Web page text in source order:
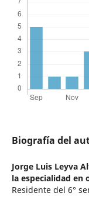
Biografía del
Jorge Luis Leyva
la especialidad en
Residente del 6°